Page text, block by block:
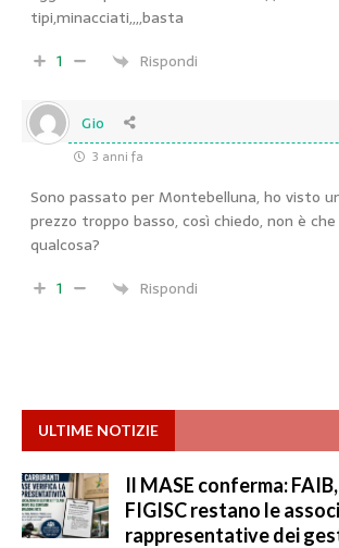
tipi,minacciati,,,,basta
1
Rispondi
Gio
3 anni fa
Sono passato per Montebelluna, ho visto
prezzo troppo basso, così chiedo, non è
qualcosa?
1
Rispondi
ULTIME NOTIZIE
Il MASE conferma:
FIGISC restano le
rappresentative dei